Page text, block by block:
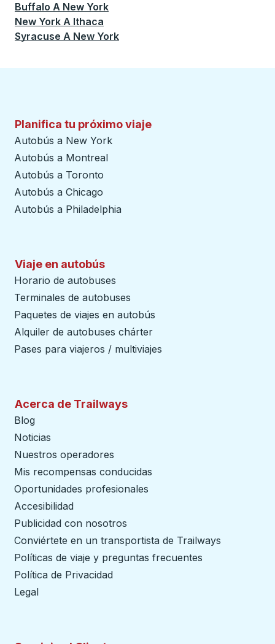
Buffalo A New York
New York A Ithaca
Syracuse A New York
Planifica tu próximo viaje
Autobús a New York
Autobús a Montreal
Autobús a Toronto
Autobús a Chicago
Autobús a Philadelphia
Viaje en autobús
Horario de autobuses
Terminales de autobuses
Paquetes de viajes en autobús
Alquiler de autobuses chárter
Pases para viajeros / multiviajes
Acerca de Trailways
Blog
Noticias
Nuestros operadores
Mis recompensas conducidas
Oportunidades profesionales
Accesibilidad
Publicidad con nosotros
Conviértete en un transportista de Trailways
Políticas de viaje y preguntas frecuentes
Política de Privacidad
Legal